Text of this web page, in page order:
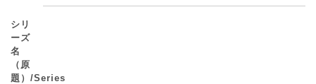
シリ
ーズ
名
（原
題）/Series